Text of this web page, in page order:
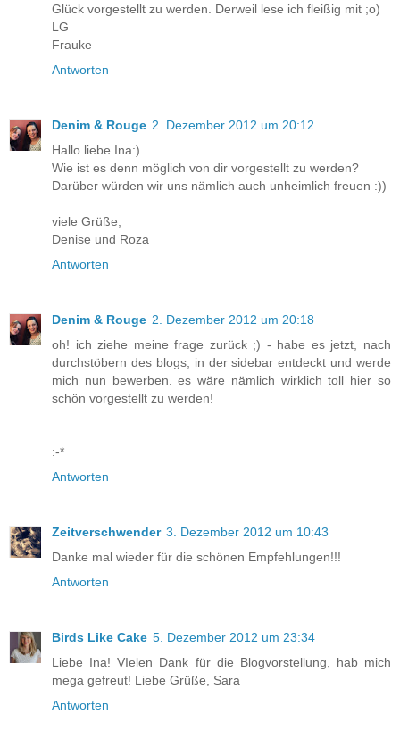
Glück vorgestellt zu werden. Derweil lese ich fleißig mit ;o)
LG
Frauke
Antworten
Denim & Rouge 2. Dezember 2012 um 20:12
Hallo liebe Ina:)
Wie ist es denn möglich von dir vorgestellt zu werden?
Darüber würden wir uns nämlich auch unheimlich freuen :))
viele Grüße,
Denise und Roza
Antworten
Denim & Rouge 2. Dezember 2012 um 20:18
oh! ich ziehe meine frage zurück ;) - habe es jetzt, nach
durchstöbern des blogs, in der sidebar entdeckt und werde
mich nun bewerben. es wäre nämlich wirklich toll hier so
schön vorgestellt zu werden!
:-*
Antworten
Zeitverschwender 3. Dezember 2012 um 10:43
Danke mal wieder für die schönen Empfehlungen!!!
Antworten
Birds Like Cake 5. Dezember 2012 um 23:34
Liebe Ina! VIelen Dank für die Blogvorstellung, hab mich
mega gefreut! Liebe Grüße, Sara
Antworten